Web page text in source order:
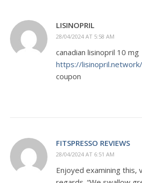
LISINOPRIL
28/04/2024 AT 5:58 AM
canadian lisinopril 10 mg
https://lisinopril.network/
coupon
FITSPRESSO REVIEWS
28/04/2024 AT 6:51 AM
Enjoyed examining this,